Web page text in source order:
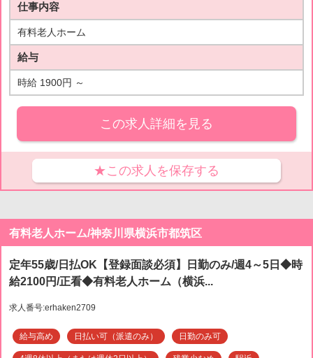
仕事内容
有料老人ホーム
給与
時給 1900円 ～
この求人詳細を見る
★この求人を保存する
有料老人ホーム/神奈川県横浜市都筑区
定年55歳/日払OK【登録面談必須】日勤のみ/週4～5日◆時
給2100円/正看◆有料老人ホーム（横浜...
求人番号:erhaken2709
給与高め 日払い可（派遣のみ） 日勤のみ可